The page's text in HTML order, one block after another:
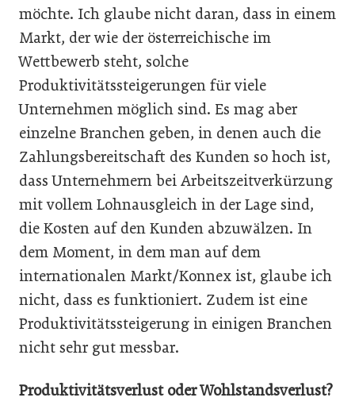
möchte. Ich glaube nicht daran, dass in einem
Markt, der wie der österreichische im
Wettbewerb steht, solche
Produktivitätssteigerungen für viele
Unternehmen möglich sind. Es mag aber
einzelne Branchen geben, in denen auch die
Zahlungsbereitschaft des Kunden so hoch ist,
dass Unternehmern bei Arbeitszeitverkürzung
mit vollem Lohnausgleich in der Lage sind,
die Kosten auf den Kunden abzuwälzen. In
dem Moment, in dem man auf dem
internationalen Markt/Konnex ist, glaube ich
nicht, dass es funktioniert. Zudem ist eine
Produktivitätssteigerung in einigen Branchen
nicht sehr gut messbar.
Produktivitätsverlust oder Wohlstandsverlust?